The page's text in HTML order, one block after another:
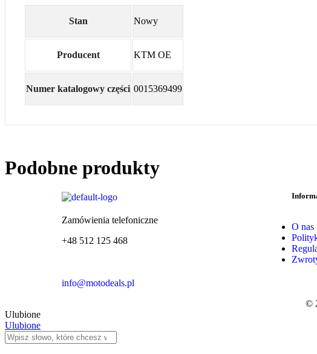
Stan Nowy
Producent KTM OE
Numer katalogowy części 0015369499
Podobne produkty
Zamówienia telefoniczne
+48 512 125 468
info@motodeals.pl
O nas
©
Ulubione
Ulubione